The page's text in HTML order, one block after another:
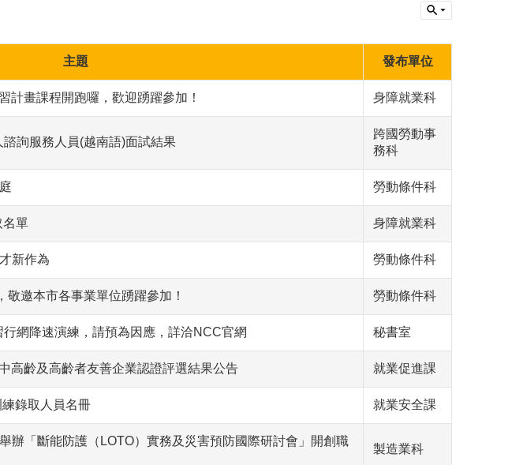
主題 發布單位
計畫課程開跑囉，歡迎踴躍參加！ 身障就業科
詢服務人員(越南語)面試結果
跨國勞動事
務科
勞動條件科
名單 身障就業科
新作為 勞動條件科
敬邀本市各事業單位踴躍參加！ 勞動條件科
網降速演練，請預為因應，詳洽NCC官網 秘書室
高齡及高齡者友善企業認證評選結果公告 就業促進課
錄取人員名冊 就業安全課
辦「斷能防護（LOTO）實務及災害預防國際研討會」開創職
製造業科